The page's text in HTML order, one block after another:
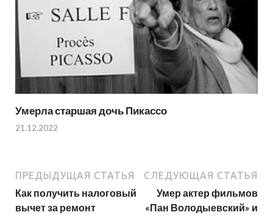
Умерла старшая дочь Пикассо
21.12.2022
ПРЕДЫДУЩАЯ СТАТЬЯ
Как получить налоговый
вычет за ремонт
СЛЕДУЮЩАЯ СТАТЬЯ
Умер актер фильмов
«Пан Володыевский» и